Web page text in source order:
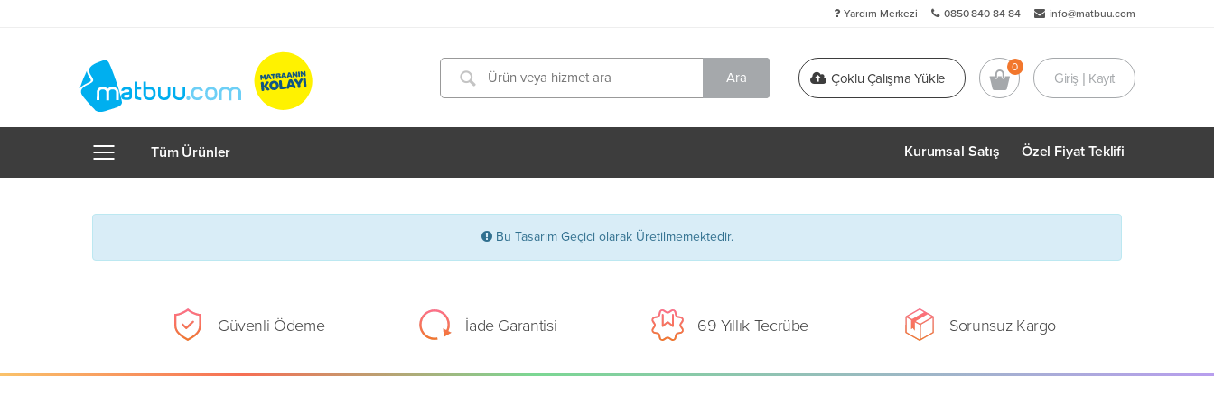
info@matbuu.com
0850 840 84 84
Yardım Merkezi
Çoklu Çalışma Yükle Giriş | Kayıt
Tüm Ürünler Kurumsal Satış Özel Fiyat Teklifi
Bu Tasarım Geçici olarak Üretilmemektedir.
Güvenli Ödeme İade Garantisi 69 Yıllık Tecrübe Sorunsuz Kargo